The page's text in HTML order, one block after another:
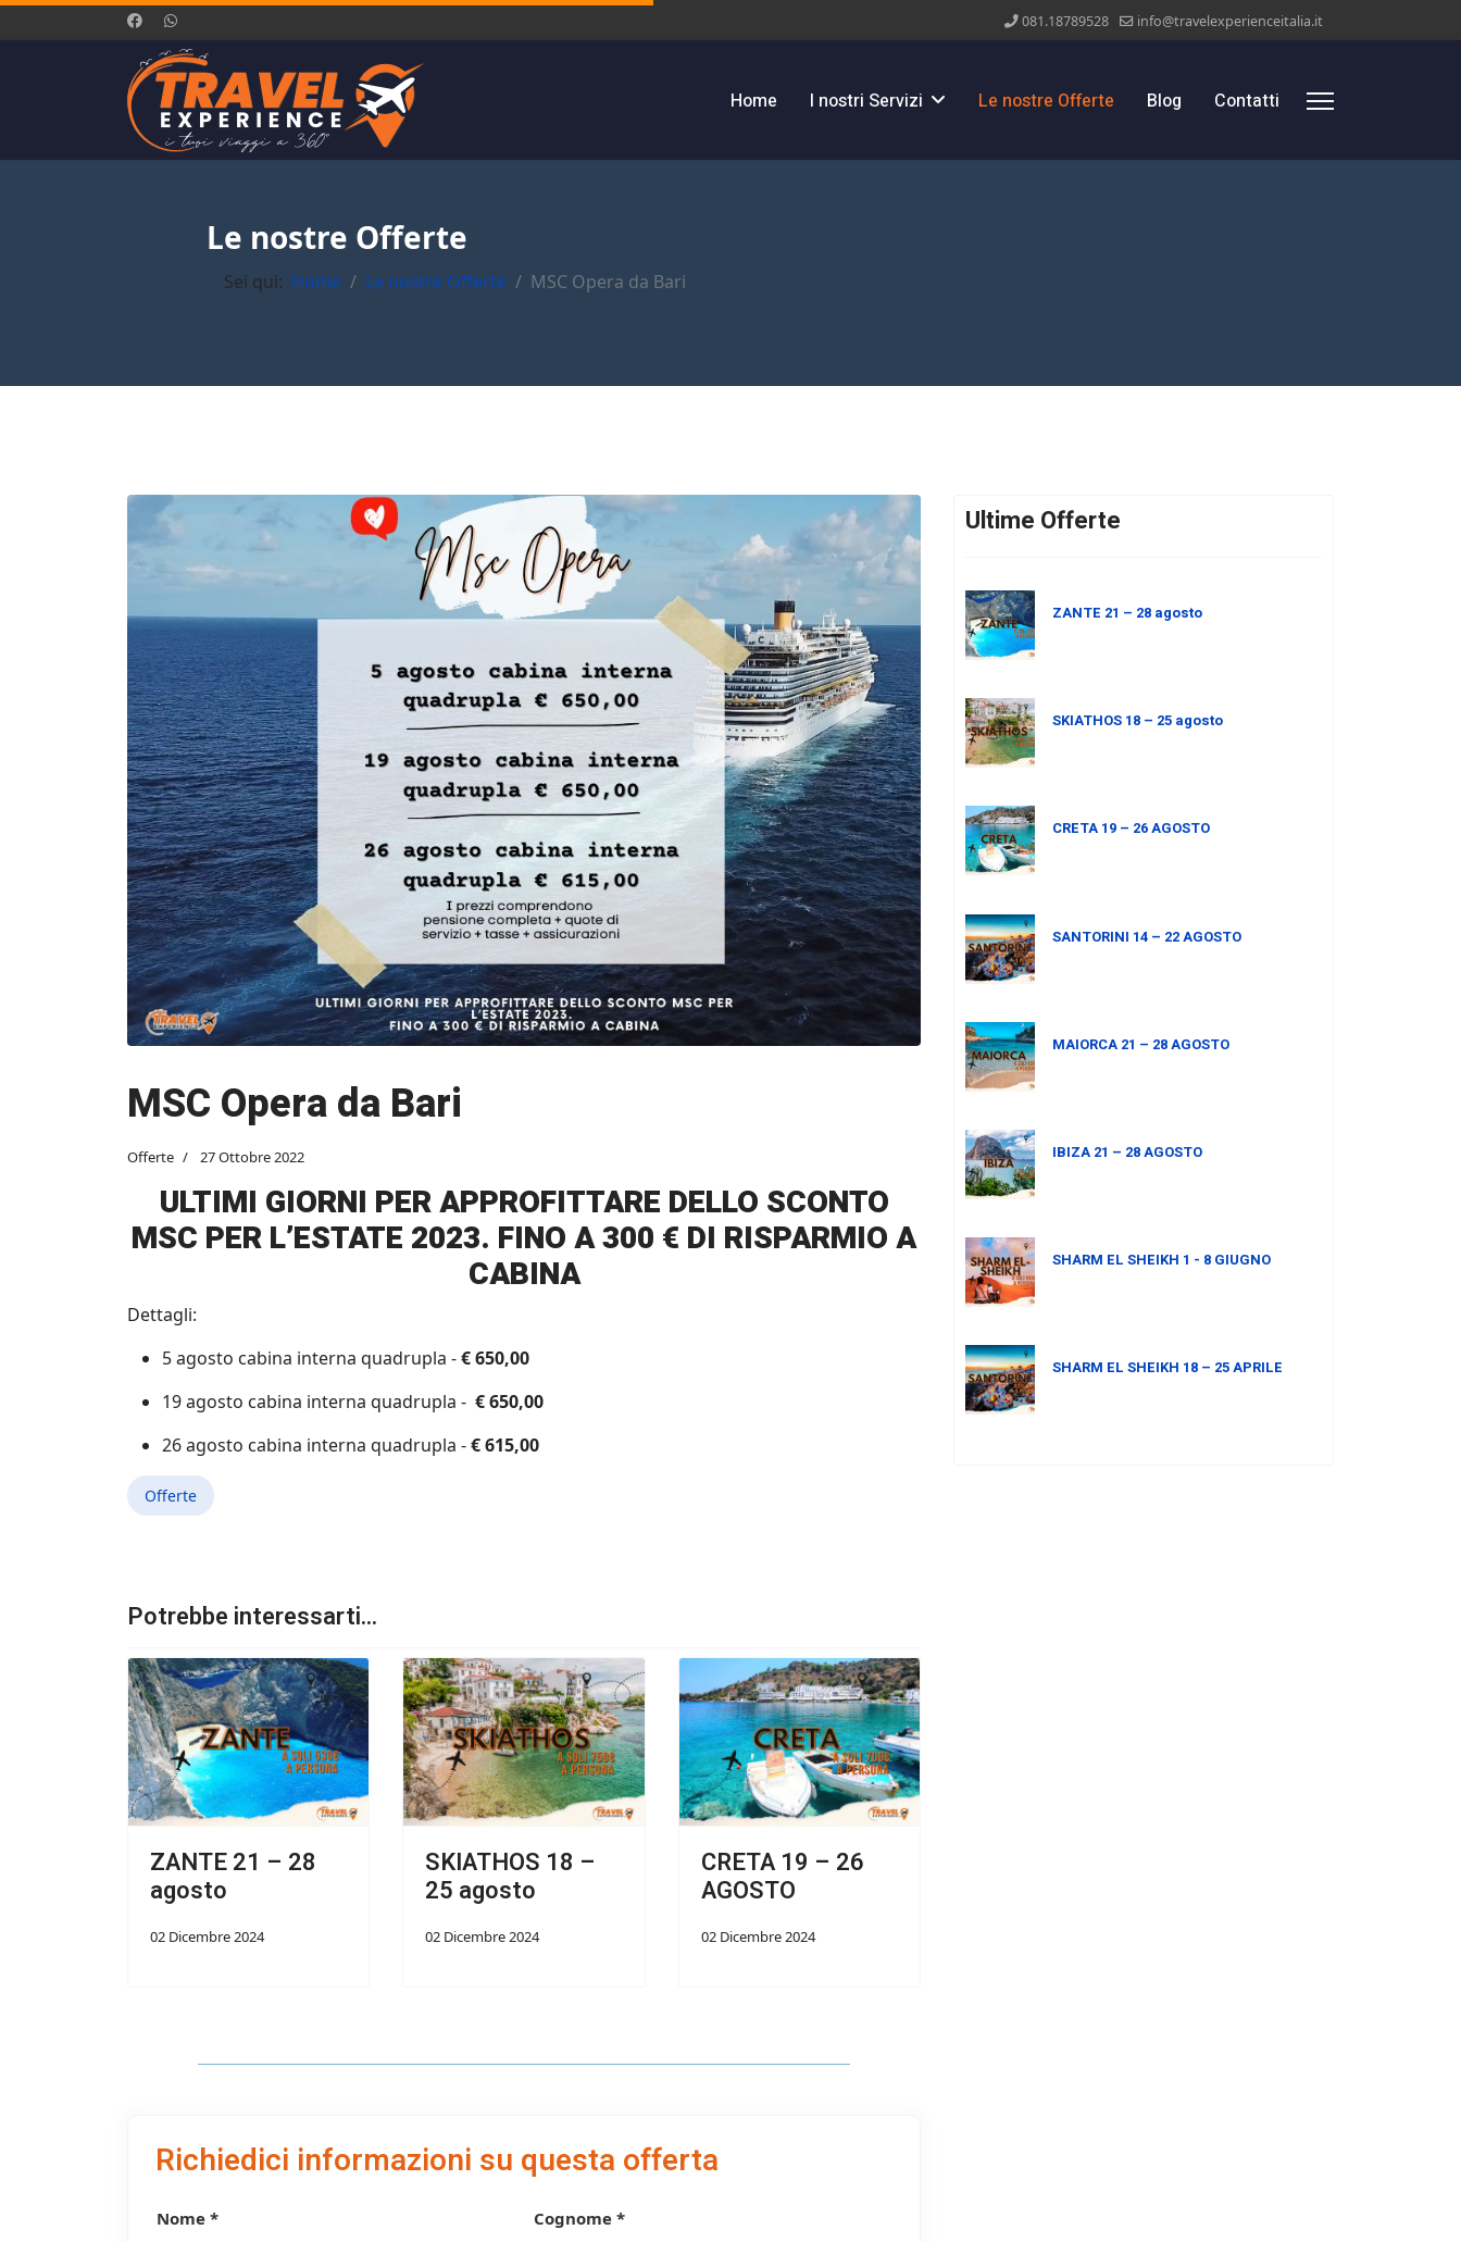
081.18789528 info@travelexperienceitalia.it
Home I nostri Servizi Le nostre Offerte Blog Contatti
Le nostre Offerte
Sei qui: Home Le nostre Offerte MSC Opera da Bari
MSC Opera da Bari
Offerte 27 Ottobre 2022
ULTIMI GIORNI PER APPROFITTARE DELLO SCONTO
MSC PER L’ESTATE 2023. FINO A 300 € DI RISPARMIO A
CABINA
Dettagli:
5 agosto cabina interna quadrupla -€ 650,00
19 agosto cabina interna quadrupla - € 650,00
26 agosto cabina interna quadrupla -€ 615,00
Offerte
Potrebbe interessarti...
ZANTE 21 – 28
agosto
02 Dicembre 2024
SKIATHOS 18 –
25 agosto
02 Dicembre 2024
CRETA 19 – 26
AGOSTO
02 Dicembre 2024
Richiedici informazioni su questa offerta
Nome * Cognome *
Ultime Offerte
ZANTE 21 – 28 agosto
SKIATHOS 18 – 25 agosto
CRETA 19 – 26 AGOSTO
SANTORINI 14 – 22 AGOSTO
MAIORCA 21 – 28 AGOSTO
IBIZA 21 – 28 AGOSTO
SHARM EL SHEIKH 1 - 8 GIUGNO
SHARM EL SHEIKH 18 – 25 APRILE